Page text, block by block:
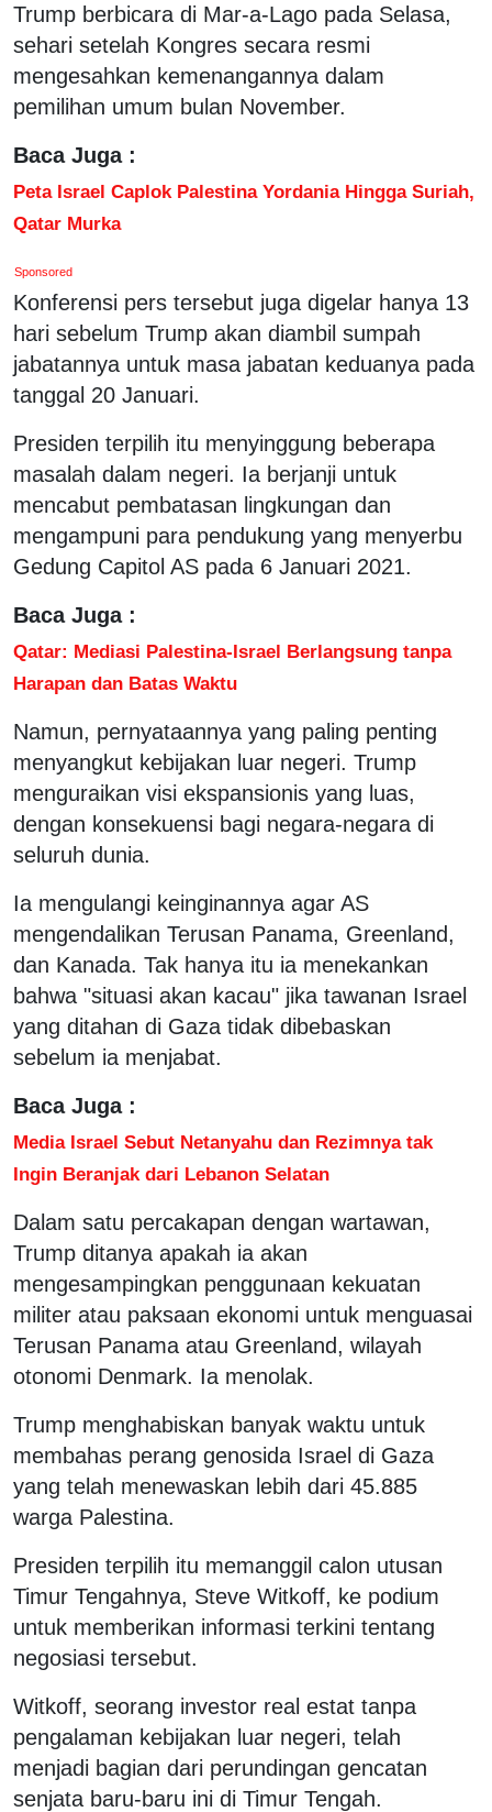
Trump berbicara di Mar-a-Lago pada Selasa,
sehari setelah Kongres secara resmi
mengesahkan kemenangannya dalam
pemilihan umum bulan November.
Baca Juga :
Peta Israel Caplok Palestina Yordania Hingga Suriah,
Qatar Murka
Sponsored
Konferensi pers tersebut juga digelar hanya 13
hari sebelum Trump akan diambil sumpah
jabatannya untuk masa jabatan keduanya pada
tanggal 20 Januari.
Presiden terpilih itu menyinggung beberapa
masalah dalam negeri. Ia berjanji untuk
mencabut pembatasan lingkungan dan
mengampuni para pendukung yang menyerbu
Gedung Capitol AS pada 6 Januari 2021.
Baca Juga :
Qatar: Mediasi Palestina-Israel Berlangsung tanpa
Harapan dan Batas Waktu
Namun, pernyataannya yang paling penting
menyangkut kebijakan luar negeri. Trump
menguraikan visi ekspansionis yang luas,
dengan konsekuensi bagi negara-negara di
seluruh dunia.
Ia mengulangi keinginannya agar AS
mengendalikan Terusan Panama, Greenland,
dan Kanada. Tak hanya itu ia menekankan
bahwa "situasi akan kacau" jika tawanan Israel
yang ditahan di Gaza tidak dibebaskan
sebelum ia menjabat.
Baca Juga :
Media Israel Sebut Netanyahu dan Rezimnya tak
Ingin Beranjak dari Lebanon Selatan
Dalam satu percakapan dengan wartawan,
Trump ditanya apakah ia akan
mengesampingkan penggunaan kekuatan
militer atau paksaan ekonomi untuk menguasai
Terusan Panama atau Greenland, wilayah
otonomi Denmark. Ia menolak.
Trump menghabiskan banyak waktu untuk
membahas perang genosida Israel di Gaza
yang telah menewaskan lebih dari 45.885
warga Palestina.
Presiden terpilih itu memanggil calon utusan
Timur Tengahnya, Steve Witkoff, ke podium
untuk memberikan informasi terkini tentang
negosiasi tersebut.
Witkoff, seorang investor real estat tanpa
pengalaman kebijakan luar negeri, telah
menjadi bagian dari perundingan gencatan
senjata baru-baru ini di Timur Tengah.